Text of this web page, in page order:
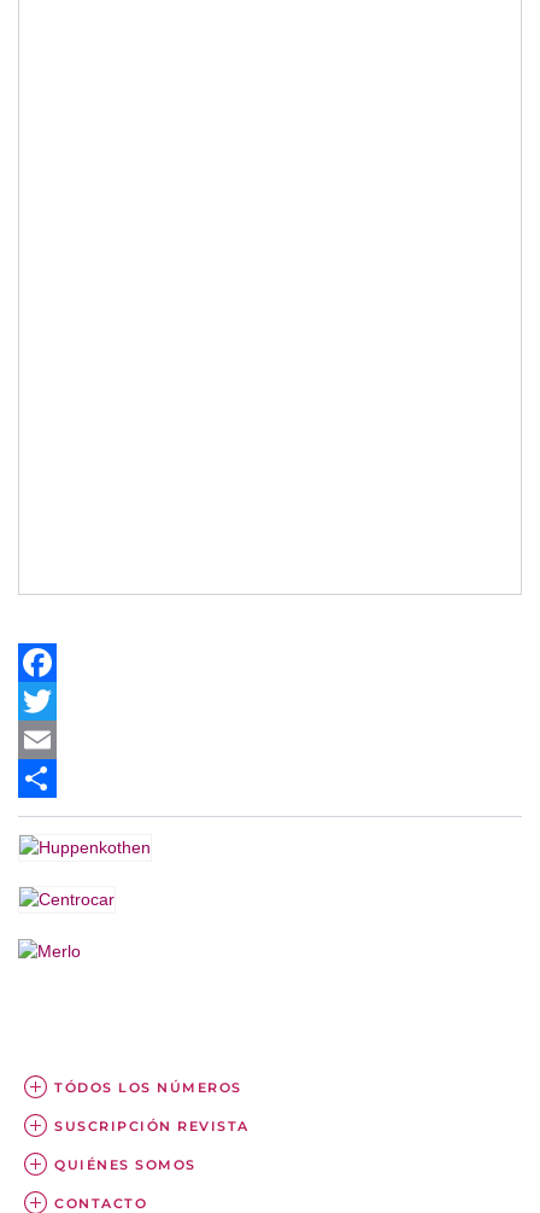
Facebook
Twitter
Email
Share
TÓDOS LOS NÚMEROS
SUSCRIPCIÓN REVISTA
QUIÉNES SOMOS
CONTACTO